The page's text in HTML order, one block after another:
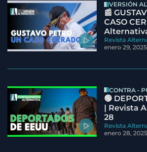
VERSIÓN
📰
CASO
Revista
enero 29, 2025
CONTRA -
🟢
| Revista
28
Revista
enero 28, 2025